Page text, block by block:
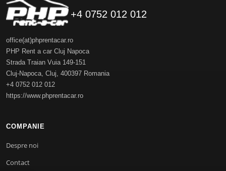
+4 0752 012 012
office(at)phprentacar.ro
PHP Rent a car Cluj Napoca
Strada Traian Vuia 149-151
Cluj-Napoca Cluj 400397 Romania
+4 0752 012 012
https://www.phprentacar.ro
COMPANIE
Despre noi
Contact